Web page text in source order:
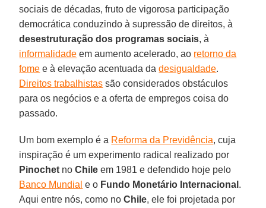
sociais de décadas, fruto de vigorosa participação
democrática conduzindo à supressão de direitos, à
desestruturação dos programas sociais, à
informalidade em aumento acelerado, ao retorno da
fome e à elevação acentuada dadesigualdade.
Direitos trabalhistas são considerados obstáculos
para os negócios e a oferta de empregos coisa do
passado.
Um bom exemplo é a Reforma da Previdência, cuja
inspiração é um experimento radical realizado por
Pinochet noChile em 1981 e defendido hoje pelo
Banco Mundial e o Fundo Monetário Internacional .
Aqui entre nós, como noChile, ele foi projetada por